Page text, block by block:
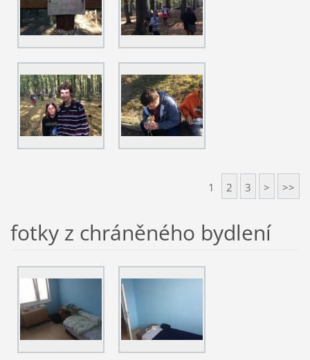
1 2 3 > >>
fotky z chráněného bydlení